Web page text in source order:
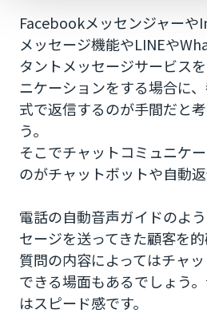
Facebookメッセンジャーや
メッセージ機能やLINEや
タントメッセージサービス
ニケーションをする場合に
式で返信するのが手間だと
う。
そこでチャットコミュニケ
のがチャットボットや自動返
電話の自動音声ガイドのよ
セージを送ってきた顧客を的
質問の内容によってはチャ
できる場面もあるでしょう
はスピード感です。